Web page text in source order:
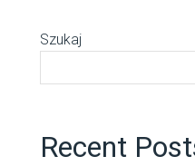
Szukaj
Recent